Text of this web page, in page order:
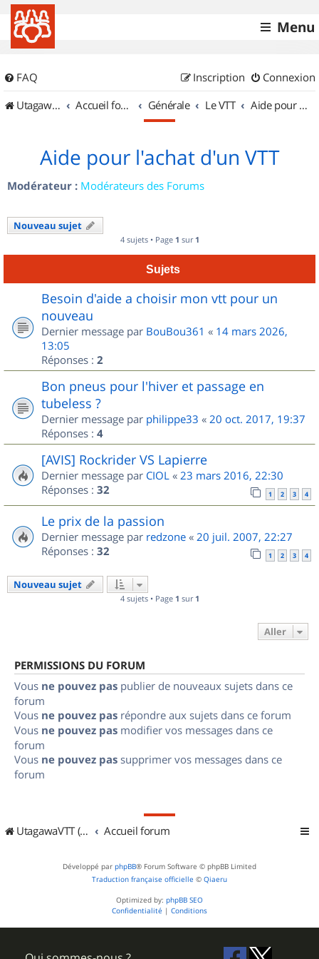
Menu
FAQ Connexion
Inscription
UtagawaVTT (Randos VTT et VTTAE avec traces GPS)
Accueil forum Générale Le VTT Aide pour l'achat d'un VTT
Aide pour l'achat d'un VTT
Modérateur : Modérateurs des Forums
Nouveau sujet
4 sujets • Page 1 sur 1
Sujets
Besoin d'aide a choisir mon vtt pour un
nouveau
Dernier message par BouBou361 « 14 mars 2026,
13:05
Réponses : 2
Bon pneus pour l'hiver et passage en
tubeless ?
Dernier message par philippe33 « 20 oct. 2017, 19:37
Réponses : 4
[AVIS] Rockrider VS Lapierre
Dernier message par CIOL « 23 mars 2016, 22:30
Réponses : 32 1 2 3 4
Le prix de la passion
Dernier message par redzone « 20 juil. 2007, 22:27
Réponses : 32 1 2 3 4
Nouveau sujet
4 sujets • Page 1 sur 1
Aller
PERMISSIONS DU FORUM
Vous ne pouvez pas publier de nouveaux sujets dans ce
forum
Vous ne pouvez pas répondre aux sujets dans ce forum
Vous ne pouvez pas modifier vos messages dans ce
forum
Vous ne pouvez pas supprimer vos messages dans ce
forum
UtagawaVTT (Randos VTT et VTTAE avec traces GPS) Accueil forum
Développé par phpBB® Forum Software © phpBB Limited
Traduction française officielle © Qiaeru
Optimized by: phpBB SEO
Confidentialité | Conditions